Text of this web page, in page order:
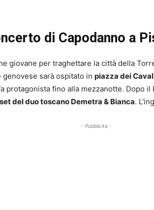
di Capodanno a
giovane per traghettare la città della
sarà ospitato in piazza dei
protagonista fino alla mezzanotte. Dopo
del duo toscano Demetra & Bianca.
- Pubblicità -